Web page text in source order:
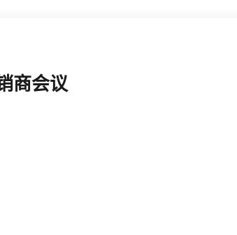
商会议